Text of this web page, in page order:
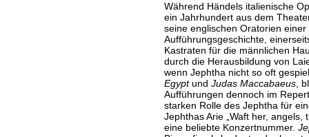
Während Händels italienische
ein Jahrhundert aus dem
seine englischen Oratorien
Aufführungsgeschichte,
Kastraten für die männlichen
durch die Herausbildung von
wenn Jephtha nicht so oft
Egyptund Judas Maccabaeus,
Aufführungen dennoch im
starken Rolle des Jephtha für
Jephthas Arie „Waft her, angels,
eine beliebte Konzertnummer.